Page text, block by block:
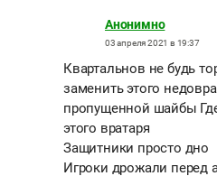
Анонимно
03 апреля 2021 в 19:37
Квартальнов не будь
заменить этого
пропущенной шайбы
этого вратаря
Защитники просто дно
Игроки дрожали перед